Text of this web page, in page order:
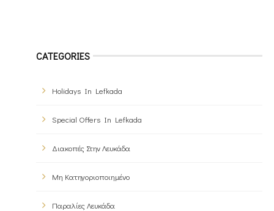
CATEGORIES
Holidays In Lefkada
Special Offers In Lefkada
Διακοπές Στην Λευκάδα
Μη Κατηγοριοποιημένο
Παραλίες Λευκάδα